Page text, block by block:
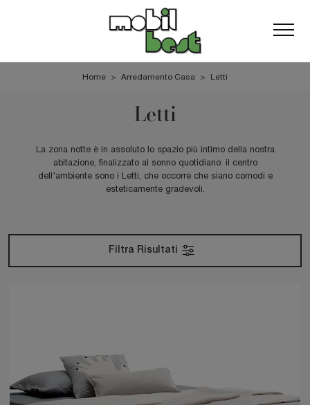
Home > Arredamento Casa > Letti
Letti
La zona notte è in assoluto lo spazio più intimo della nostra
abitazione, finalizzato al sonno quotidiano: il centro
dell'ambiente sono i Letti, che occorre che siano comodi e
esteticamente gradevoli.
Filtra Risultati